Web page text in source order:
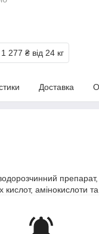
1 277 ₴ від 24 кг
Доставка
препарат,
кислот, амінокислоти та
формі для
750 г/кг
80 г/кг